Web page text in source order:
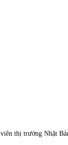
thị trường Nhật